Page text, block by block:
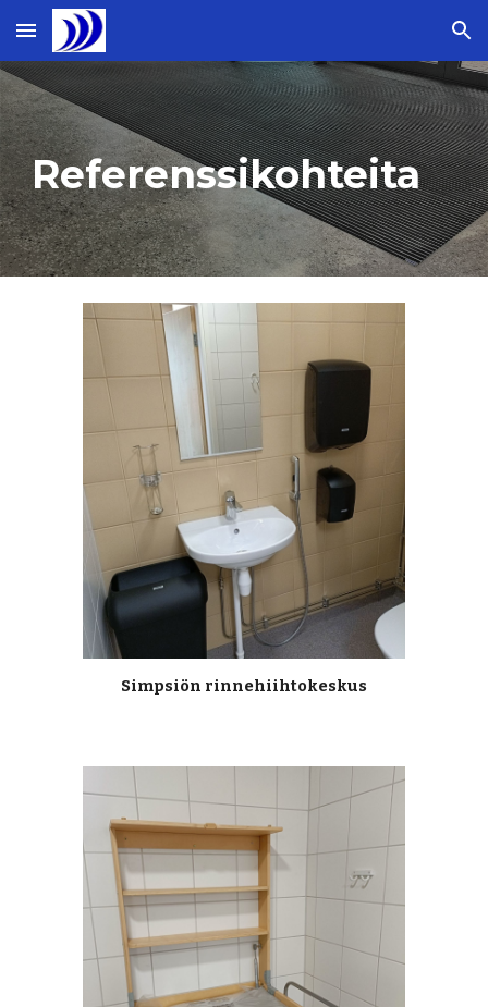
Skip to main content Skip to navigation
Referenssikohteita
Simpsiön rinnehiihtokeskus